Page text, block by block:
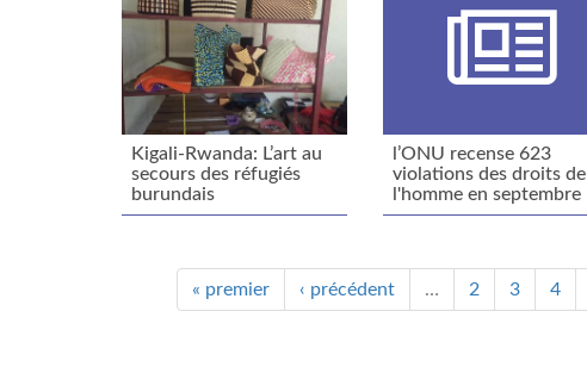
Kigali-Rwanda: L’art au
secours des réfugiés
burundais
l’ONU recense 623
violations des droits de
l'homme en septembre
« premier ‹ précédent … 2 3 4